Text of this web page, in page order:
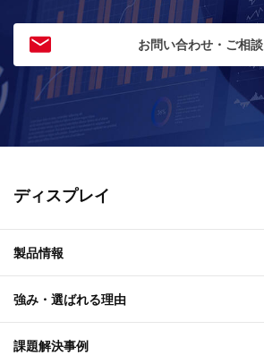
お問い合わせ・ご相談
ディスプレイ
製品情報
強み・選ばれる理由
課題解決事例